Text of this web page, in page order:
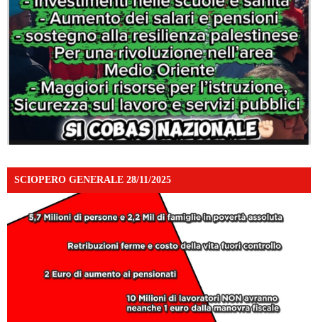
SCIOPERO GENERALE 28/11/2025